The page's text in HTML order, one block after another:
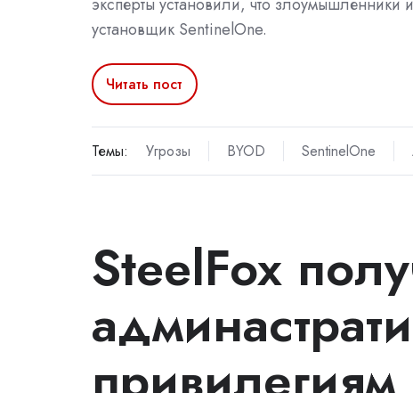
установщик SentinelOne.
Читать пост
Темы: Угрозы BYOD SentinelOne
SteelFox